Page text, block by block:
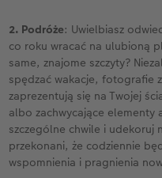
2. Podróże: Uwielbiasz
co roku wracać na ulubioną
same, znajome szczyty?
spędzać wakacje, fotografie
zaprezentują się na Twojej
albo zachwycające elementy
szczególne chwile i udekoruj
przekonani, że codziennie
wspomnienia i pragnienia